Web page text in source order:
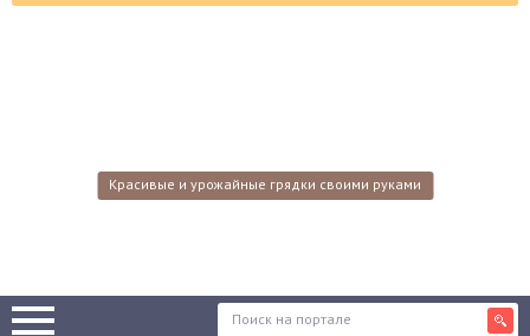
Красивые и урожайные грядки своими руками